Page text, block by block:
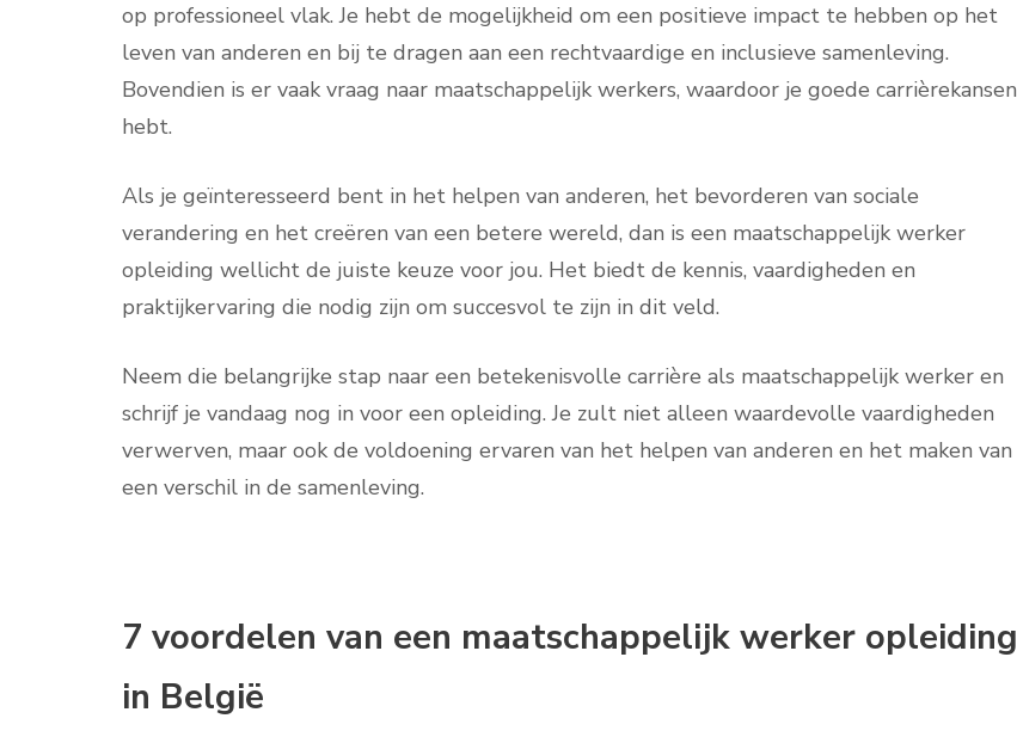
op professioneel vlak. Je hebt de mogelijkheid om een positieve impact te hebben op het
leven van anderen en bij te dragen aan een rechtvaardige en inclusieve samenleving.
Bovendien is er vaak vraag naar maatschappelijk werkers, waardoor je goede carrièrekansen
hebt.
Als je geïnteresseerd bent in het helpen van anderen, het bevorderen van sociale
verandering en het creëren van een betere wereld, dan is een maatschappelijk werker
opleiding wellicht de juiste keuze voor jou. Het biedt de kennis, vaardigheden en
praktijkervaring die nodig zijn om succesvol te zijn in dit veld.
Neem die belangrijke stap naar een betekenisvolle carrière als maatschappelijk werker en
schrijf je vandaag nog in voor een opleiding. Je zult niet alleen waardevolle vaardigheden
verwerven, maar ook de voldoening ervaren van het helpen van anderen en het maken van
een verschil in de samenleving.
7 voordelen van een maatschappelijk werker opleiding
in België